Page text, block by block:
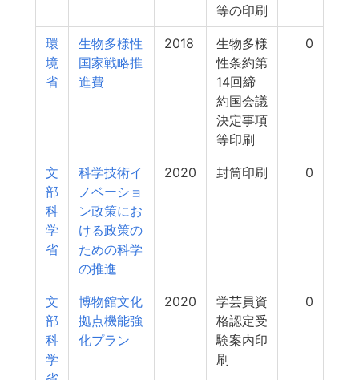
等の印刷
環
境
省
生物多様性
国家戦略推
進費
2018
生物多様
性条約第
14回締
約国会議
決定事項
等印刷
0
文
部
科
学
省
科学技術イ
ノベーショ
ン政策にお
ける政策の
ための科学
の推進
2020 封筒印刷 0
文
部
科
学
博物館文化
拠点機能強
化プラン
2020
学芸員資
格認定受
験案内印
刷
0